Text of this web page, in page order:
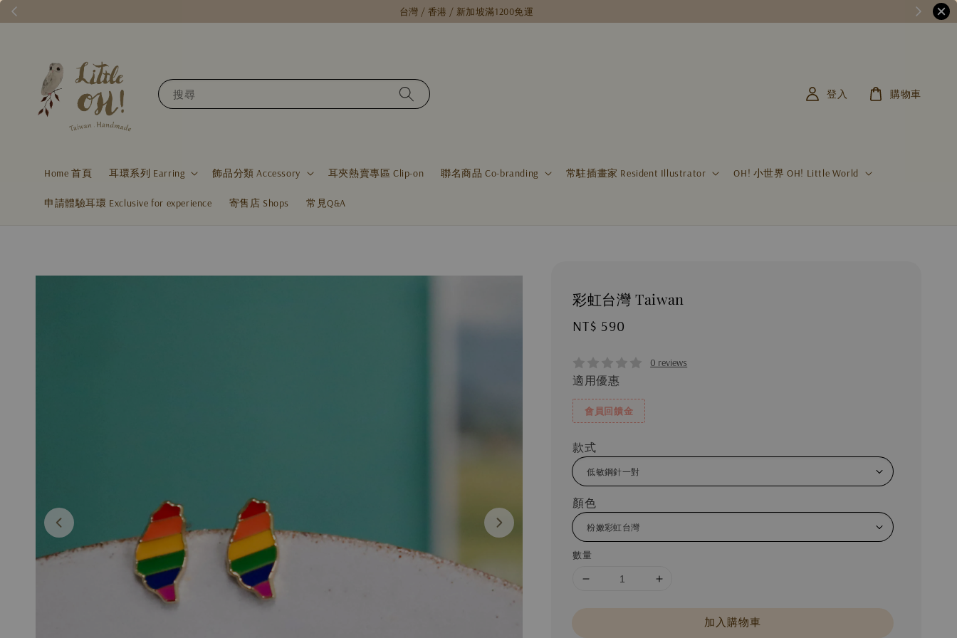
台灣 / 香港 / 新加坡滿1200免運
搜尋
Home 首頁 耳環系列 Earring 飾品分類 Accessory 耳夾熱賣專區 Clip-on 聯名商品 Co-branding 常駐插畫家 Resident Illustrator OH! 小世界 OH! Little World
申請體驗耳環 Exclusive for experience 寄售店 Shops 常見Q&A
登入 購物車
彩虹台灣 Taiwan
Regular
NT$ 590
0 reviews
適用優惠
會員回饋金
款式
顏色
數量
加入購物車